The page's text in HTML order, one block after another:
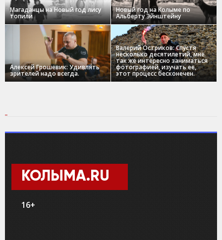
Магаданцы на Новый год лису
топили
Новый год на Колыме по
Альберту Эйнштейну
Алексей Грошевик: Удивлять
зрителей надо всегда.
Валерий Остриков: Спустя
несколько десятилетий, мне
так же интересно заниматься
фотографией, изучать ее,
этот процесс бесконечен.
КОЛЫМА.RU
16+